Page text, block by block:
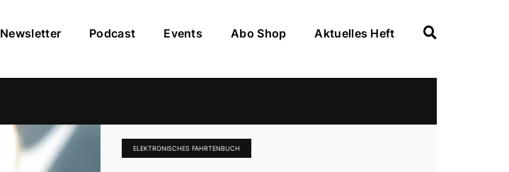
Newsletter Podcast Events Abo Shop Aktuelles Heft
ELEKTRONISCHES FAHRTENBUCH